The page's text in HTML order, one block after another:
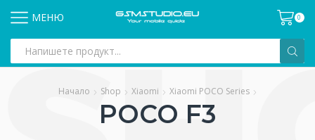
МЕНЮ 0
input
Начало Shop Xiaomi Xiaomi POCO Series
POCO F3